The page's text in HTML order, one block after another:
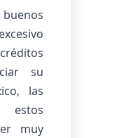
su
las
estos
muy